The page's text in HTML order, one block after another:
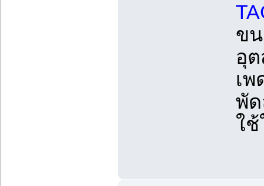
ข
อุ
เ
พั
ใ